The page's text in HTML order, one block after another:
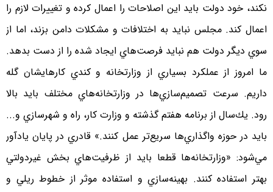
نكند، خود دولت بايد اين اصلاحات را اعمال كرده و تغييرات لازم را
اعمال كند. مجلس نبايد به اختلافات و مشكلات دامن بزند، اما از
سوي ديگر دولت هم نبايد فرصت‌هاي ايجاد شده را از دست بدهد.
ما امروز از عملكرد بسياري از وزارتخانه و كندي كارهايشان گله
داريم. سرعت تصميم‌سازي‌ها در وزارتخانه‌هاي مختلف بايد بالا
رود. يك‌سال از برنامه هفتم گذشته و وزارت كار، راه و شهرسازي و...
بايد در حوزه واگذاري‌ها سريع‌تر عمل كنند.» قادري در پايان يادآور
مي‌شود: «وزارتخانه‌ها قطعا بايد از ظرفيت‌هاي بخش غيردولتي
بهتر استفاده كنند. بهينه‌سازي و استفاده موثر از خطوط ريلي و